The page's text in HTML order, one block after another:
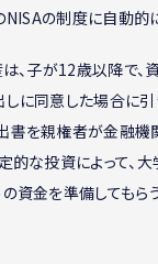
NISAの制度に自動的
、子が12歳以降で、
に同意した場合に引
書を親権者が金融機
的な投資によって、
資金を準備してもら